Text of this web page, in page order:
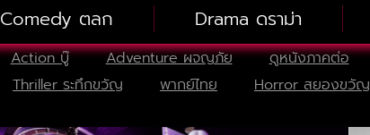
Comedy ตลก Drama ดราม่า
Action บู๊ Adventure ผจญภัย ดูหนังภาคต่อ
Thriller ระทึกขวัญ พากย์ไทย Horror สยองขวัญ